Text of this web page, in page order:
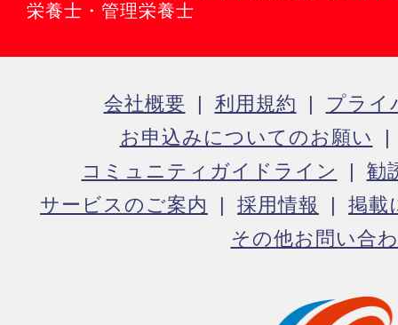
栄養士・管理栄養士
会社概要 利用規約
プライ
お申込みについてのお願い
コミュニティガイドライン
勧
サービスのご案内
採用情報
掲載
その他お問い合